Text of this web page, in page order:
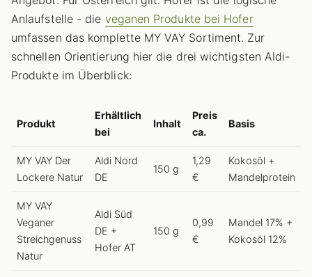
Anlaufstelle - die veganen Produkte bei Hofer
umfassen das komplette MY VAY Sortiment. Zur
schnellen Orientierung hier die drei wichtigsten Aldi-
Produkte im Überblick:
Produkt
Erhältlich
bei
Inhalt
Preis
ca.
Basis
MY VAY Der
Lockere Natur
Aldi Nord
DE
150 g
1,29
€
Kokosöl +
Mandelprotein
MY VAY
Veganer
Streichgenuss
Natur
Aldi Süd
DE +
Hofer AT
150 g
0,99
€
Mandel 17% +
Kokosöl 12%